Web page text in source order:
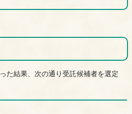
た結果、次の通り受託候補者を選定